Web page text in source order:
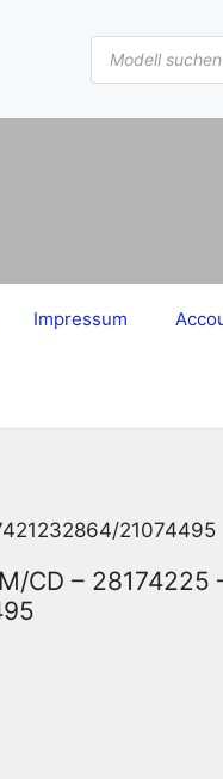
Products
search
Impressum
21074495
CD – 28174225